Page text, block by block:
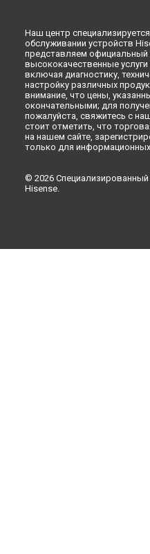
Ремонт стиральной
Ремонт стиральной
Наш центр
обслуживании устройств
представляем официальный
высококачественные услуги
включая диагностику,
настройку различных
внимание, что цены,
окончательными; для
пожалуйста, свяжитесь с
стоит отметить, что
на нашем сайте,
только для информационных
© 2026
Hisense.